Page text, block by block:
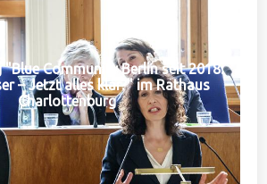
Community Berlin seit 2018:
– Jetzt alles klar?" im Rathaus
Charlottenburg